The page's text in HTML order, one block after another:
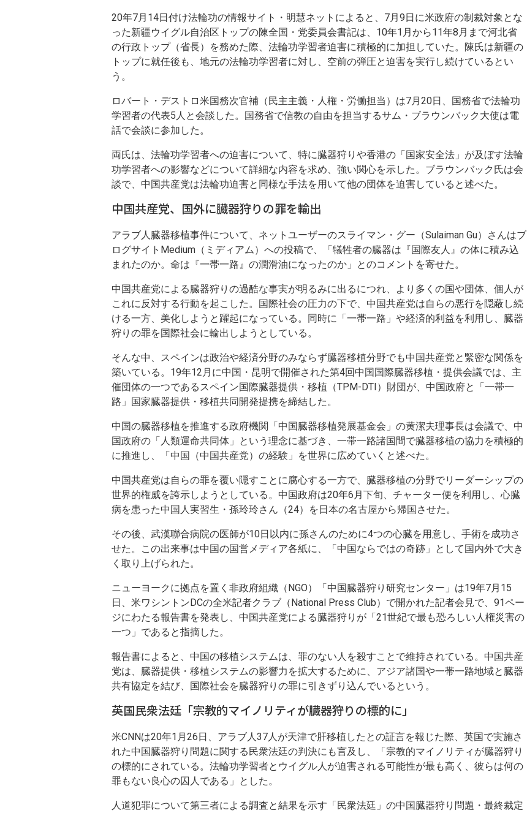
20年7月14日付け法輪功の情報サイト・明慧ネットによると、7月9日に米政府の制裁対象とな
った新疆ウイグル自治区トップの陳全国・党委員会書記は、10年1月から11年8月まで河北省
の行政トップ（省長）を務めた際、法輪功学習者迫害に積極的に加担していた。陳氏は新疆の
トップに就任後も、地元の法輪功学習者に対し、空前の弾圧と迫害を実行し続けているとい
う。
ロバート・デストロ米国務次官補（民主主義・人権・労働担当）は7月20日、国務省で法輪功
学習者の代表5人と会談した。国務省で信教の自由を担当するサム・ブラウンバック大使は電
話で会談に参加した。
両氏は、法輪功学習者への迫害について、特に臓器狩りや香港の「国家安全法」が及ぼす法輪
功学習者への影響などについて詳細な内容を求め、強い関心を示した。ブラウンバック氏は会
談で、中国共産党は法輪功迫害と同様な手法を用いて他の団体を迫害していると述べた。
中国共産党、国外に臓器狩りの罪を輸出
アラブ人臓器移植事件について、ネットユーザーのスライマン・グー（Sulaiman Gu）さんはブ
ログサイトMedium（ミディアム）への投稿で、「犠牲者の臓器は『国際友人』の体に積み込
まれたのか。命は『一帯一路』の潤滑油になったのか」とのコメントを寄せた。
中国共産党による臓器狩りの過酷な事実が明るみに出るにつれ、より多くの国や団体、個人が
これに反対する行動を起こした。国際社会の圧力の下で、中国共産党は自らの悪行を隠蔽し続
ける一方、美化しようと躍起になっている。同時に「一帯一路」や経済的利益を利用し、臓器
狩りの罪を国際社会に輸出しようとしている。
そんな中、スペインは政治や経済分野のみならず臓器移植分野でも中国共産党と緊密な関係を
築いている。19年12月に中国・昆明で開催された第4回中国国際臓器移植・提供会議では、主
催団体の一つであるスペイン国際臓器提供・移植（TPM-DTI）財団が、中国政府と「一帯一
路」国家臓器提供・移植共同開発提携を締結した。
中国の臓器移植を推進する政府機関「中国臓器移植発展基金会」の黄潔夫理事長は会議で、中
国政府の「人類運命共同体」という理念に基づき、一帯一路諸国間で臓器移植の協力を積極的
に推進し、「中国（中国共産党）の経験」を世界に広めていくと述べた。
中国共産党は自らの罪を覆い隠すことに腐心する一方で、臓器移植の分野でリーダーシップの
世界的権威を誇示しようとしている。中国政府は20年6月下旬、チャーター便を利用し、心臓
病を患った中国人実習生・孫玲玲さん（24）を日本の名古屋から帰国させた。
その後、武漢聯合病院の医師が10日以内に孫さんのために4つの心臓を用意し、手術を成功さ
せた。この出来事は中国の国営メディア各紙に、「中国ならではの奇跡」として国内外で大き
く取り上げられた。
ニューヨークに拠点を置く非政府組織（NGO）「中国臓器狩り研究センター」は19年7月15
日、米ワシントンDCの全米記者クラブ（National Press Club）で開かれた記者会見で、91ペー
ジにわたる報告書を発表し、中国共産党による臓器狩りが「21世紀で最も恐ろしい人権災害の
一つ」であると指摘した。
報告書によると、中国の移植システムは、罪のない人を殺すことで維持されている。中国共産
党は、臓器提供・移植システムの影響力を拡大するために、アジア諸国や一帯一路地域と臓器
共有協定を結び、国際社会を臓器狩りの罪に引きずり込んでいるという。
英国民衆法廷「宗教的マイノリティが臓器狩りの標的に」
米CNNは20年1月26日、アラブ人37人が天津で肝移植したとの証言を報じた際、英国で実施さ
れた中国臓器狩り問題に関する民衆法廷の判決にも言及し、「宗教的マイノリティが臓器狩り
の標的にされている。法輪功学習者とウイグル人が迫害される可能性が最も高く、彼らは何の
罪もない良心の囚人である」とした。
人道犯罪について第三者による調査と結果を示す「民衆法廷」の中国臓器狩り問題・最終裁定